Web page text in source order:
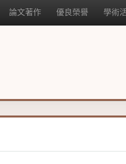
論文著作 優良榮譽 學術